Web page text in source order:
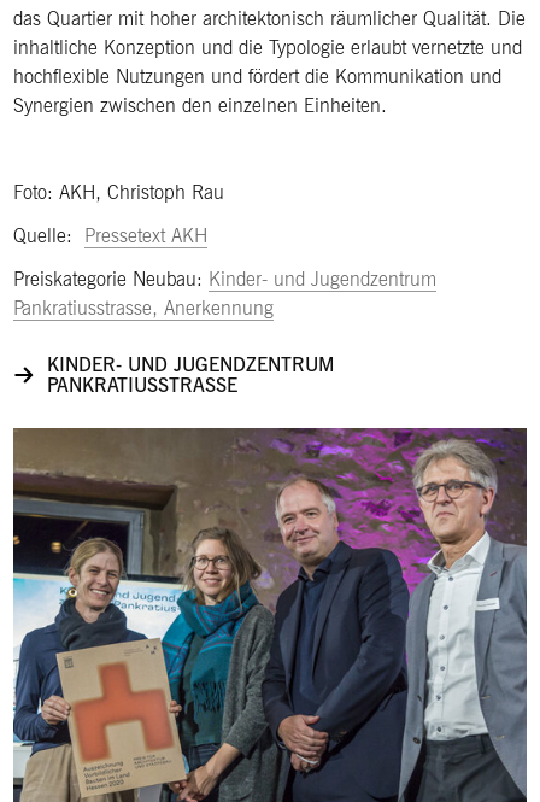
das Quartier mit hoher architektonisch räumlicher Qualität. Die
inhaltliche Konzeption und die Typologie erlaubt vernetzte und
hochflexible Nutzungen und fördert die Kommunikation und
Synergien zwischen den einzelnen Einheiten.
Foto: AKH, Christoph Rau
Quelle: Pressetext AKH
Preiskategorie Neubau: Kinder- und Jugendzentrum
Pankratiusstrasse, Anerkennung
KINDER- UND JUGENDZENTRUM
PANKRATIUSSTRASSE